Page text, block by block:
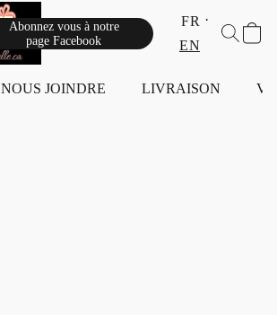
Abonnez vous à notre
page Facebook
FR
EN
NOUS JOINDRE LIVRAISON